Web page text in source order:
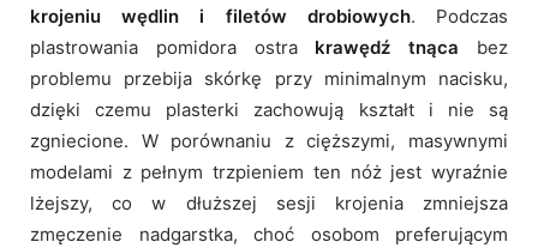
krojeniu wędlin i filetów drobiowych. Podczas
plastrowania pomidora ostra krawędź tnąca bez
problemu przebija skórkę przy minimalnym nacisku,
dzięki czemu plasterki zachowują kształt i nie są
zgniecione. W porównaniu z cięższymi, masywnymi
modelami z pełnym trzpieniem ten nóż jest wyraźnie
lżejszy, co w dłuższej sesji krojenia zmniejsza
zmęczenie nadgarstka, choć osobom preferującym